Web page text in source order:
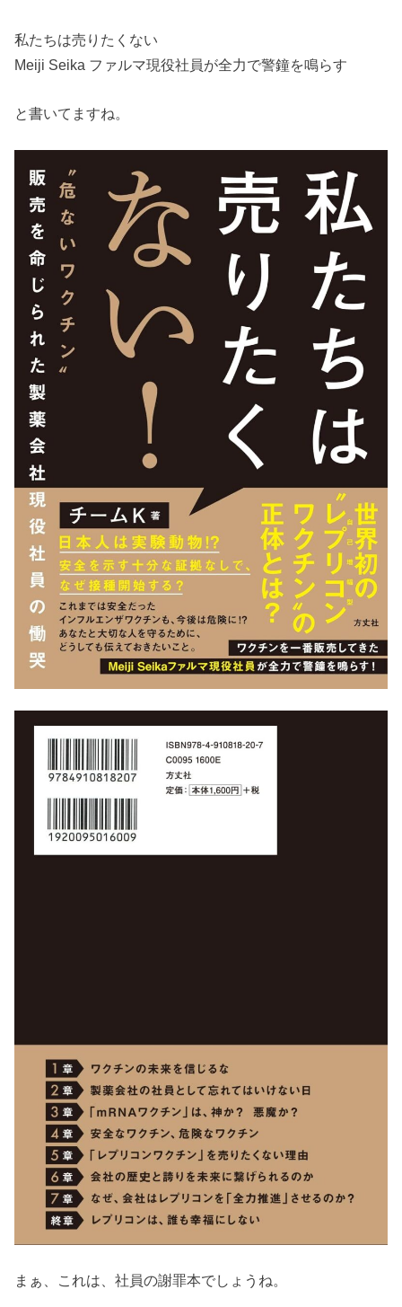
私たちは売りたくない
Meiji Seika ファルマ現役社員が全力で警鐘を鳴らす
と書いてますね。
まぁ、これは、社員の謝罪本でしょうね。